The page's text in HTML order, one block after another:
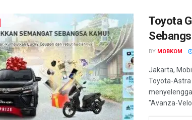
Toyota
BY MOBKOM
Jakarta,
Toyota-
"Avanza-